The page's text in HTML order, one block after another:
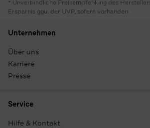
* Unverbindliche Preisempfehlung des
Ersparnis ggü. der UVP, sofern vorhanden
Unternehmen
Über uns
Karriere
Presse
Service
Hilfe & Kontakt